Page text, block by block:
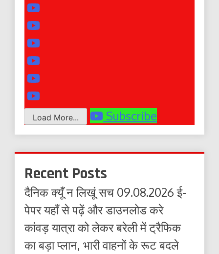
Load More... Subscribe
Recent Posts
दैनिक क्यूँ न लिखूं सच 09.08.2026 ई-
पेपर यहाँ से पढ़ें और डाउनलोड करे
कांवड़ यात्रा को लेकर बरेली में ट्रैफिक
का बड़ा प्लान, भारी वाहनों के रूट बदले